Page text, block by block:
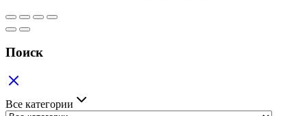
Поиск
Все категории